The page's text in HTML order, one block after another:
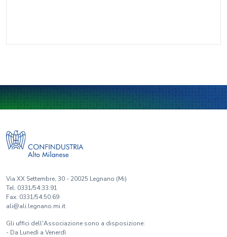
Via XX Settembre, 30 - 20025 Legnano (Mi)
Tel. 0331/54.33.91
Fax. 0331/54.50.69
ali@ali.legnano.mi.it
Gli uffici dell'Associazione sono a disposizione:
- Da Lunedì a Venerdì